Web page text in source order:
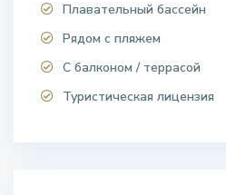
Плавательный бассейн
Рядом с пляжем
С балконом / террасой
Туристическая лицензия